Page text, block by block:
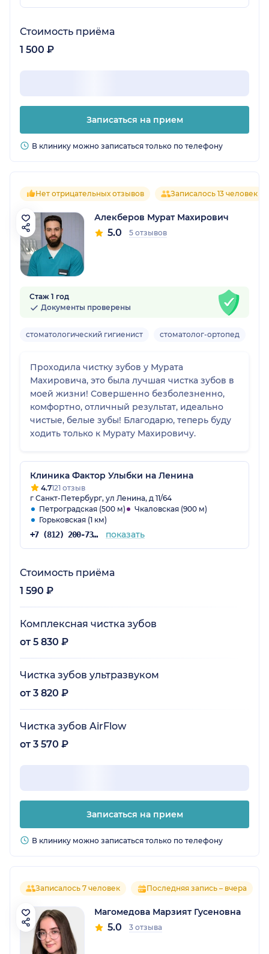
Стоимость приёма
1 500 ₽
Записаться на прием
В клинику можно записаться только по телефону
Нет отрицательных отзывов Записалось 13 человек
Алекберов Мурат Махирович
5.0 5 отзывов
Стаж 1 год
Документы проверены
стоматологический гигиенист стоматолог-ортопед
Проходила чистку зубов у Мурата
Махировича, это была лучшая чистка зубов в
моей жизни! Совершенно безболезненно,
комфортно, отличный результат, идеально
чистые, белые зубы! Благодарю, теперь буду
ходить только к Мурату Махировичу.
Клиника Фактор Улыбки на Ленина
4.7121 отзыв
г Санкт-Петербург, ул Ленина, д 11/64
Петроградская (500 м)
Чкаловская (900 м)
Горьковская (1 км)
+7 (812) 200-73-56 показать
Стоимость приёма
1 590 ₽
Комплексная чистка зубов
от 5 830 ₽
Чистка зубов ультразвуком
от 3 820 ₽
Чистка зубов AirFlow
от 3 570 ₽
Записаться на прием
В клинику можно записаться только по телефону
Записалось 7 человек Последняя запись – вчера
Магомедова Марзият Гусеновна
5.0 3 отзыва